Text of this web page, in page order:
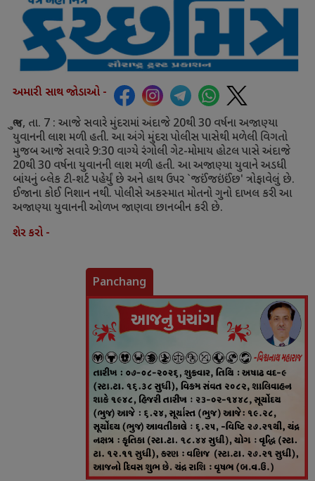
અમારી સાથ જોડાઓ -
ભુજ, તા. 7 : આજે સવારે મુંદરામાં અંદાજે 20થી30 વર્ષના અજાણ્યા
યુવાનની લાશ મળી હતી. આ અંગે મુંદરા પોલીસ પાસેથી મળેલી વિગતો
મુજબ આજે સવારે 9:30 વાગ્યે રંગોલી ગેટ-મોમાય હોટલ પાસે અંદાજે
20થી30 વર્ષના યુવાનની લાશ મળી હતી. આ અજાણ્યા યુવાને અડધી
બાંયનું બ્લેક ટી-શર્ટ પહેર્યું છે અને હાથ ઉપર `જઈંજઇંઈંછ' ત્રોફાવેલું છે.
ઈજાના કોઈ નિશાન નથી. પોલીસે અકસ્માત મોતનો ગુનો દાખલ કરી આ
અજાણ્યા યુવાનની ઓળખ જાણવા છાનબીન કરી છે.
શેર કરો -
Panchang